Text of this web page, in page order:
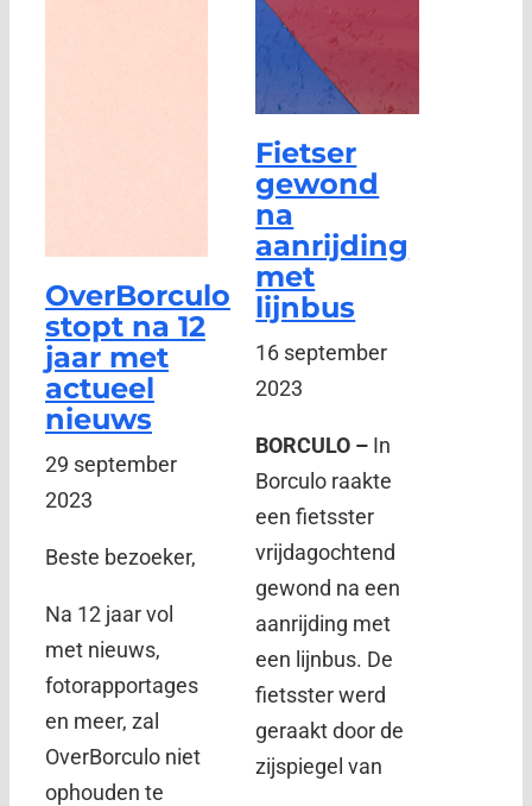
OverBorculo
stopt na 12
jaar met
actueel
nieuws
29 september
2023
Beste bezoeker,
Na 12 jaar vol
met nieuws,
fotorapportages
en meer, zal
OverBorculo niet
ophouden te
Fietser
gewond
na
aanrijding
met
lijnbus
16 september
2023
BORCULO – In
Borculo raakte
een fietsster
vrijdagochtend
gewond na een
aanrijding met
een lijnbus. De
fietsster werd
geraakt door de
zijspiegel van